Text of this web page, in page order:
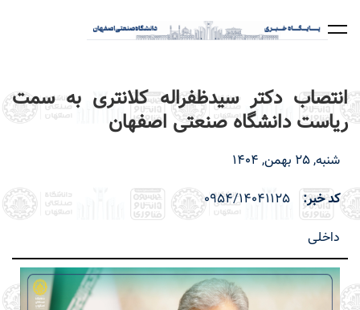
انتصاب دکتر سیدظفراله کلانتری به سمت
ریاست دانشگاه صنعتی اصفهان
شنبه, 25 بهمن, 1404
کد خبر
0954/14041125
داخلی